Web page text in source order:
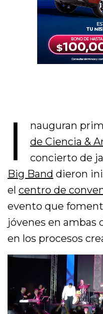
I nauguran
de Ciencia &
concierto de
Big Band dieron
elcentro de
evento que
jóvenes en ambas
en los procesos